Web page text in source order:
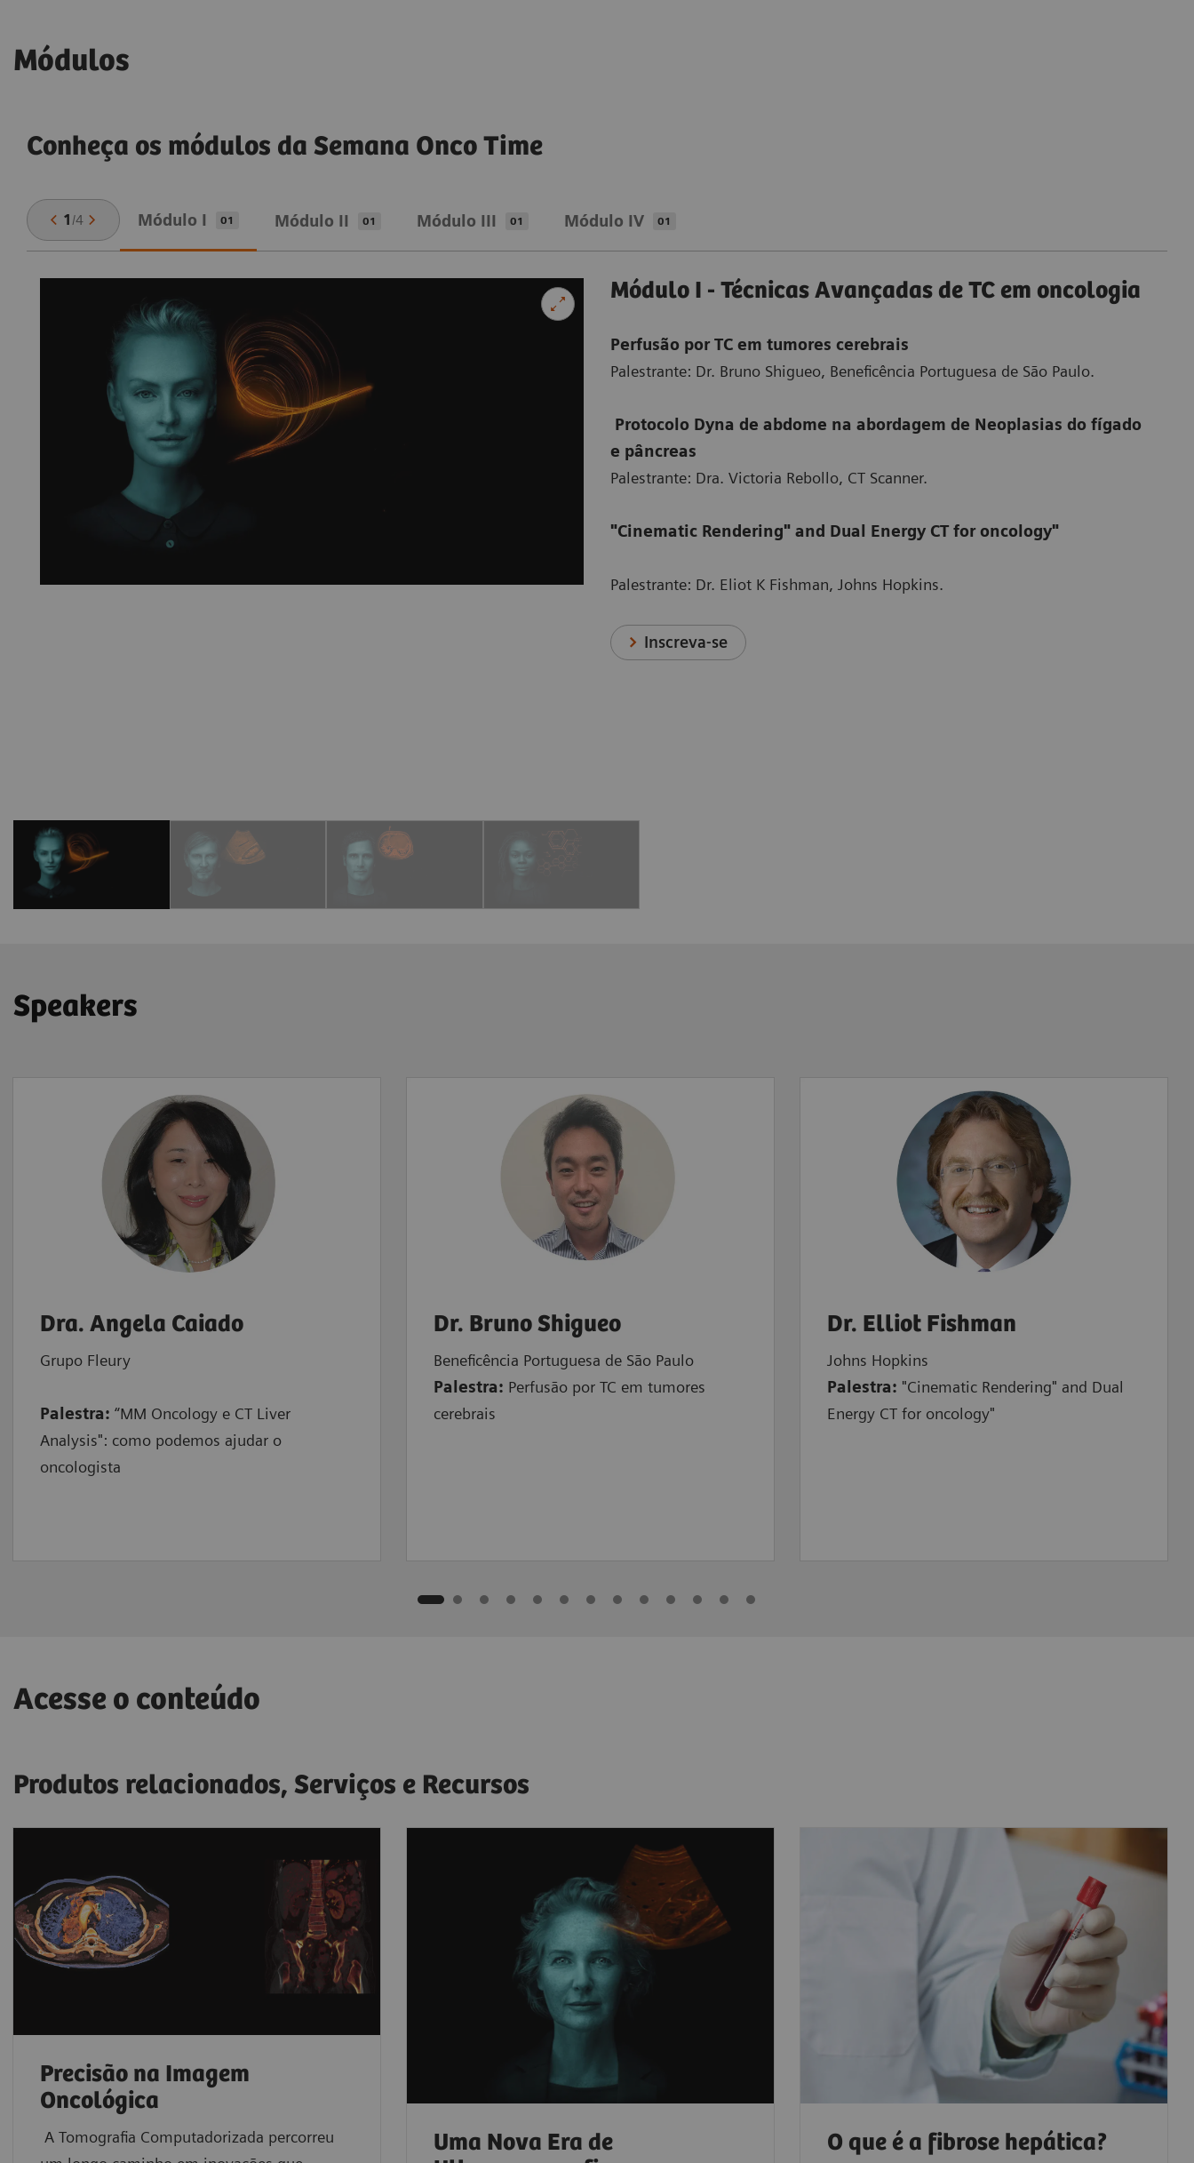
Módulos
Conheça os módulos da Semana Onco Time
1 /4 Módulo I 01 Módulo II 01 Módulo III 01 Módulo IV 01
Módulo I - Técnicas Avançadas de TC em oncologia
Perfusão por TC em tumores cerebrais
Palestrante: Dr. Bruno Shigueo, Beneficência Portuguesa de São Paulo.
Protocolo Dyna de abdome na abordagem de Neoplasias do fígado
e pâncreas
Palestrante: Dra. Victoria Rebollo, CT Scanner.
"Cinematic Rendering" and Dual Energy CT for oncology"
Palestrante: Dr. Eliot K Fishman, Johns Hopkins.
Inscreva-se
Speakers
Dra. Angela Caiado
Grupo Fleury
Palestra: “MM Oncology e CT Liver
Analysis": como podemos ajudar o
oncologista
Dr. Bruno Shigueo
Beneficência Portuguesa de São Paulo
Palestra: Perfusão por TC em tumores
cerebrais
Dr. Elliot Fishman
Johns Hopkins
Palestra: "Cinematic Rendering" and Dual
Energy CT for oncology"
Acesse o conteúdo
Produtos relacionados, Serviços e Recursos
Precisão na Imagem
Oncológica
A Tomografia Computadorizada percorreu
Uma Nova Era de
O que é a fibrose hepática?